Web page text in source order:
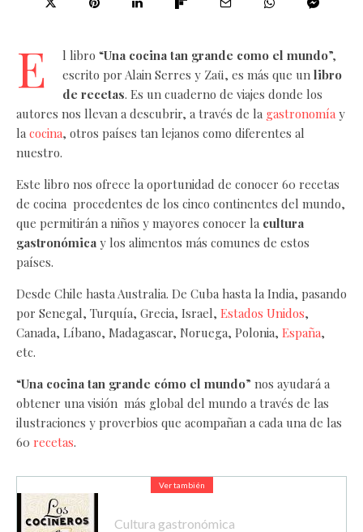
E l libro “Una cocina tan grande como el mundo”,
escrito por Alain Serres y Zaü, es más que un libro
de recetas. Es un cuaderno de viajes donde los
autores nos llevan a descubrir, a través de la gastronomía y
la cocina, otros países tan lejanos como diferentes al
nuestro.
Este libro nos ofrece la oportunidad de conocer 60 recetas
de cocina procedentes de los cinco continentes del mundo,
que permitirán a niños y mayores conocer la cultura
gastronómica y los alimentos más comunes de estos
países.
Desde Chile hasta Australia. De Cuba hasta la India, pasando
por Senegal, Turquía, Grecia, Israel, Estados Unidos,
Canada, Líbano, Madagascar, Noruega, Polonia, España,
etc.
“Una cocina tan grande cómo el mundo” nos ayudará a
obtener una visión más global del mundo a través de las
ilustraciones y proverbios que acompañan a cada una de las
60 recetas.
Ver también
Cultura gastronómica